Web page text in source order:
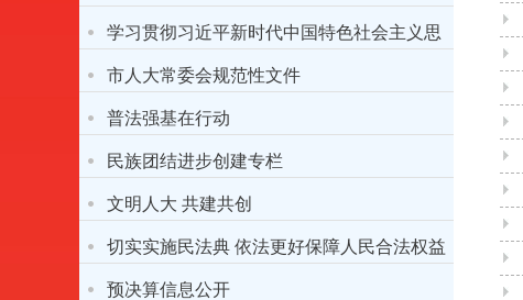
学习贯彻习近平新时代中国特色社会主义思
想主题教育
市人大常委会规范性文件
普法强基在行动
民族团结进步创建专栏
文明人大 共建共创
切实实施民法典 依法更好保障人民合法权益
预决算信息公开